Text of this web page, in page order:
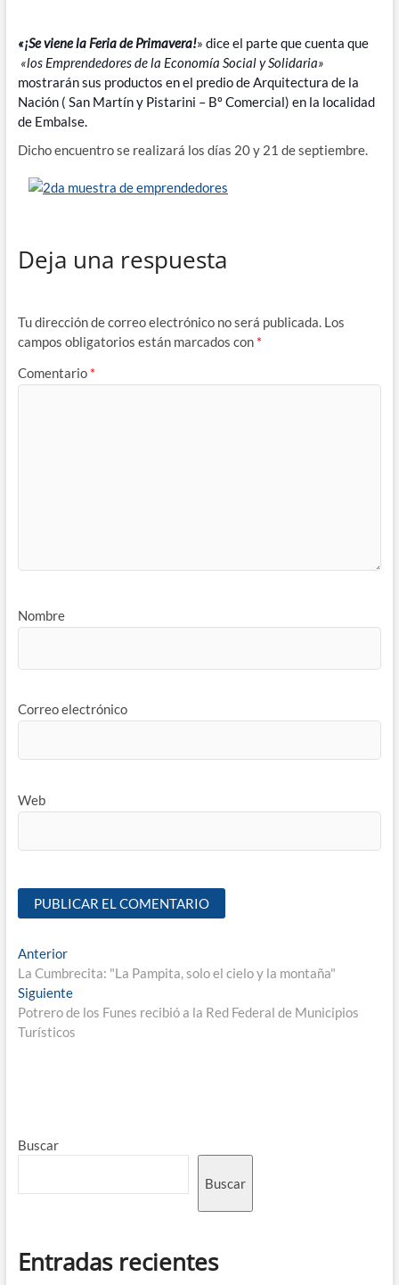
«¡Se viene la Feria de Primavera!» dice el parte que cuenta que
«los Emprendedores de la Economía Social y Solidaria»
mostrarán sus productos en el predio de Arquitectura de la
Nación ( San Martín y Pistarini – Bº Comercial) en la localidad
de Embalse.
Dicho encuentro se realizará los días 20 y 21 de septiembre.
Deja una respuesta
Tu dirección de correo electrónico no será publicada. Los
campos obligatorios están marcados con *
Comentario *
Nombre
Correo electrónico
Web
Anterior
La Cumbrecita: "La Pampita, solo el cielo y la montaña"
Siguiente
Potrero de los Funes recibió a la Red Federal de Municipios
Turísticos
Buscar
Buscar
Entradas recientes